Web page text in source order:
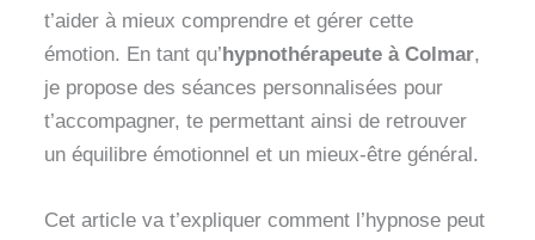
t’aider à mieux comprendre et gérer cette
émotion. En tant qu’hypnothérapeute à Colmar,
je propose des séances personnalisées pour
t’accompagner, te permettant ainsi de retrouver
un équilibre émotionnel et un mieux-être général.
Cet article va t’expliquer comment l’hypnose peut